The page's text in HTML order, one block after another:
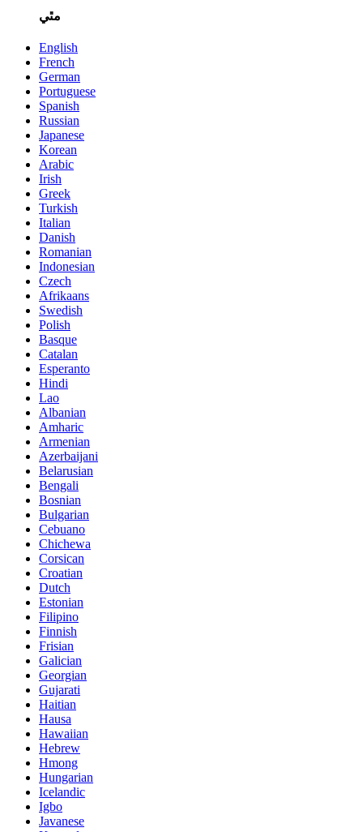
مٿي
English
French
German
Portuguese
Spanish
Russian
Japanese
Korean
Arabic
Irish
Greek
Turkish
Italian
Danish
Romanian
Indonesian
Czech
Afrikaans
Swedish
Polish
Basque
Catalan
Esperanto
Hindi
Lao
Albanian
Amharic
Armenian
Azerbaijani
Belarusian
Bengali
Bosnian
Bulgarian
Cebuano
Chichewa
Corsican
Croatian
Dutch
Estonian
Filipino
Finnish
Frisian
Galician
Georgian
Gujarati
Haitian
Hausa
Hawaiian
Hebrew
Hmong
Hungarian
Icelandic
Igbo
Javanese